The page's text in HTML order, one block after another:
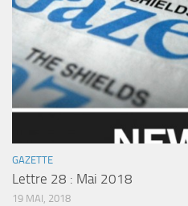
GAZETTE
Lettre 28 : Mai 2018
19 MAI, 2018